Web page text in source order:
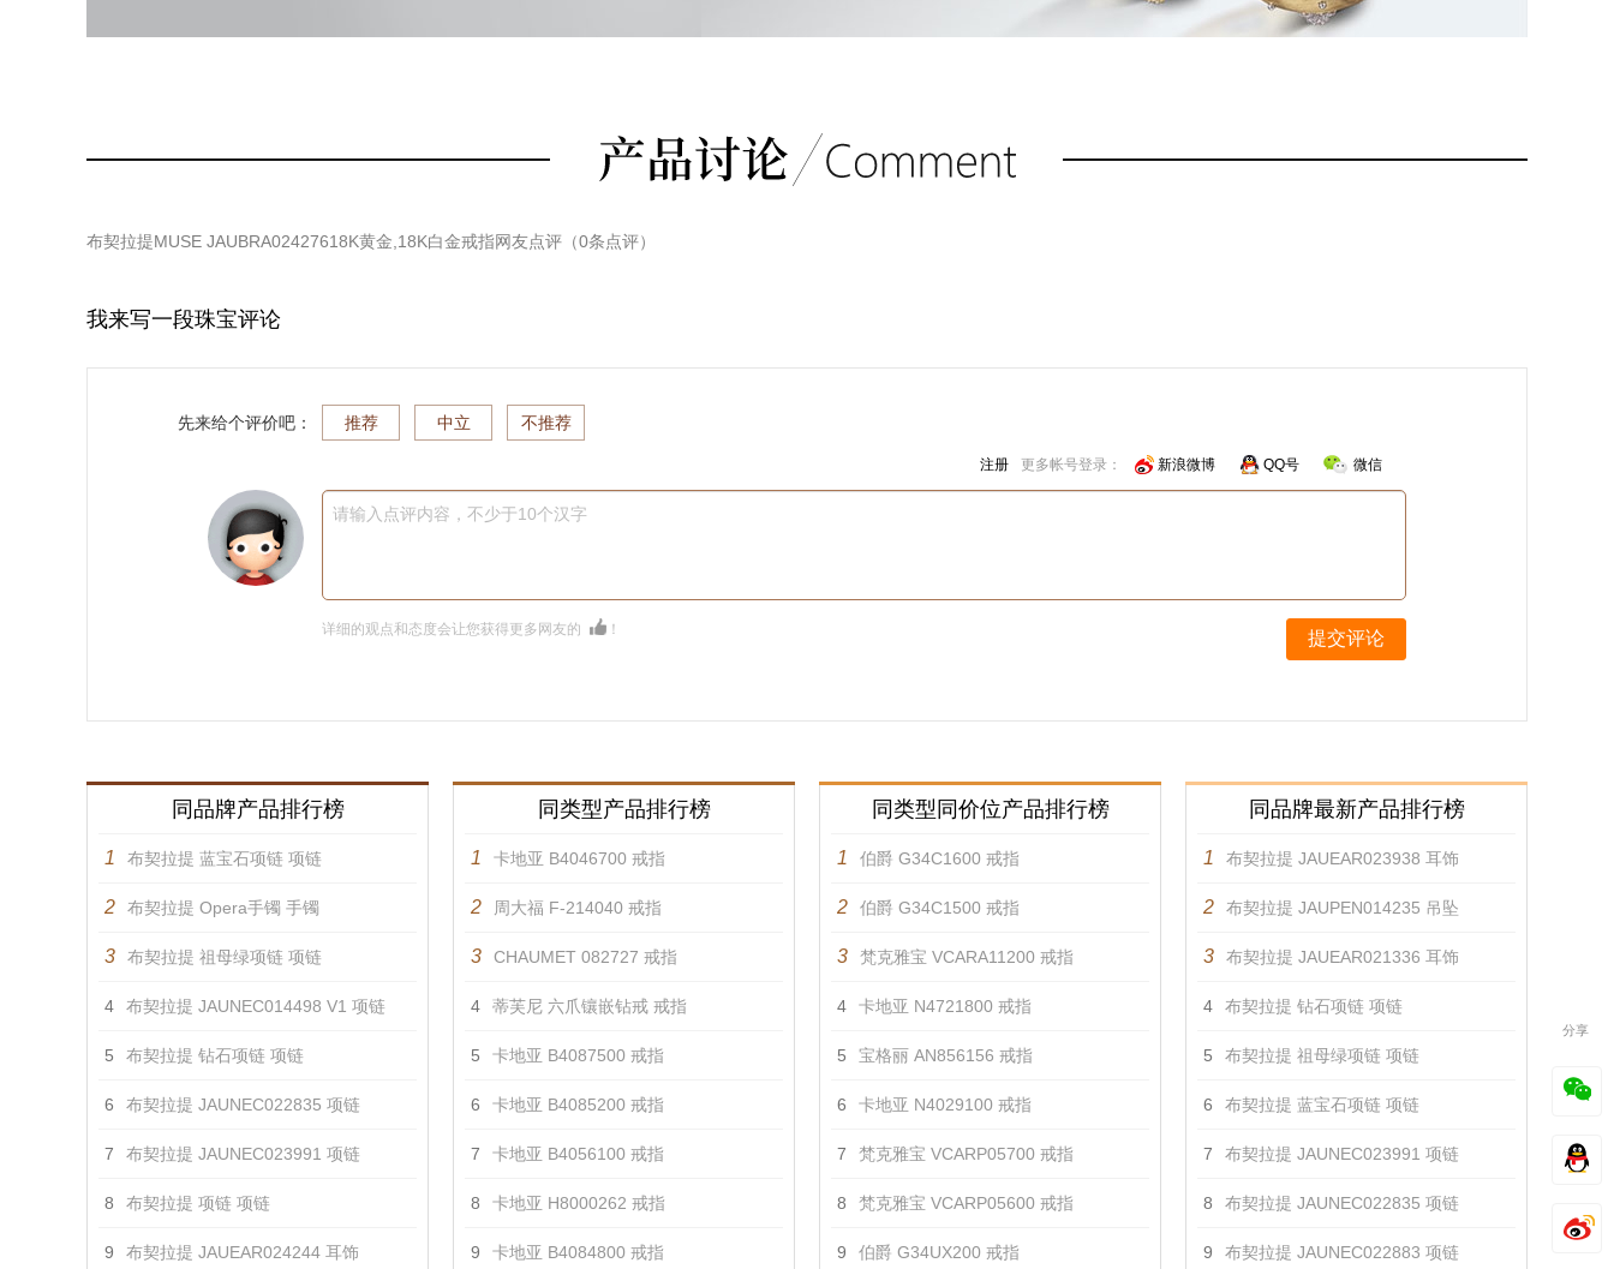
布契拉提MUSE JAUBRA02427618K黄金,18K白金戒指网友点评（0条点评）
我来写一段珠宝评论
先来给个评价吧： 推荐 中立 不推荐
注册 更多帐号登录： 新浪微博 QQ号 微信
请输入点评内容，不少于10个汉字
详细的观点和态度会让您获得更多网友的 ！ 提交评论
同品牌产品排行榜
1 布契拉提 蓝宝石项链 项链
2 布契拉提 Opera手镯 手镯
3 布契拉提 祖母绿项链 项链
4 布契拉提 JAUNEC014498 V1 项链
5 布契拉提 钻石项链 项链
6 布契拉提 JAUNEC022835 项链
7 布契拉提 JAUNEC023991 项链
8 布契拉提 项链 项链
9 布契拉提 JAUEAR024244 耳饰
同类型产品排行榜
1 卡地亚 B4046700 戒指
2 周大福 F-214040 戒指
3 CHAUMET 082727 戒指
4 蒂芙尼 六爪镶嵌钻戒 戒指
5 卡地亚 B4087500 戒指
6 卡地亚 B4085200 戒指
7 卡地亚 B4056100 戒指
8 卡地亚 H8000262 戒指
9 卡地亚 B4084800 戒指
同类型同价位产品排行榜
1 伯爵 G34C1600 戒指
2 伯爵 G34C1500 戒指
3 梵克雅宝 VCARA11200 戒指
4 卡地亚 N4721800 戒指
5 宝格丽 AN856156 戒指
6 卡地亚 N4029100 戒指
7 梵克雅宝 VCARP05700 戒指
8 梵克雅宝 VCARP05600 戒指
9 伯爵 G34UX200 戒指
同品牌最新产品排行榜
1 布契拉提 JAUEAR023938 耳饰
2 布契拉提 JAUPEN014235 吊坠
3 布契拉提 JAUEAR021336 耳饰
4 布契拉提 钻石项链 项链
5 布契拉提 祖母绿项链 项链
6 布契拉提 蓝宝石项链 项链
7 布契拉提 JAUNEC023991 项链
8 布契拉提 JAUNEC022835 项链
9 布契拉提 JAUNEC022883 项链
分享